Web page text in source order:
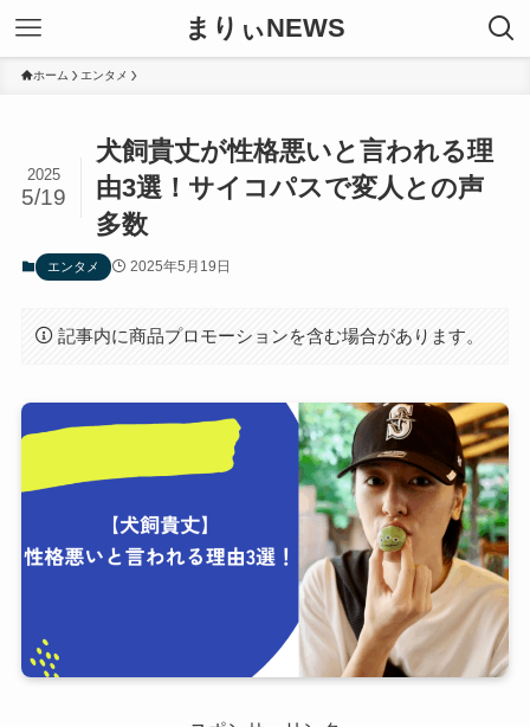
まりぃNEWS
ホーム エンタメ
犬飼貴丈が性格悪いと言われる理
由3選！サイコパスで変人との声
多数
2025
5/19
エンタメ 2025年5月19日
記事内に商品プロモーションを含む場合があります。